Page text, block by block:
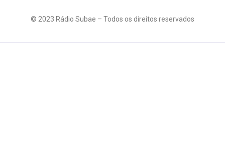
© 2023 Rádio Subae – Todos os direitos reservados